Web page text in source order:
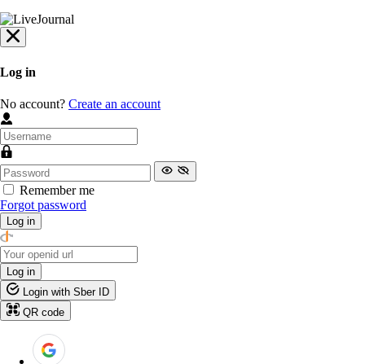
Log in
No account? Create an account
Remember me
Forgot password
Log in
Log in
Login with Sber ID
QR code